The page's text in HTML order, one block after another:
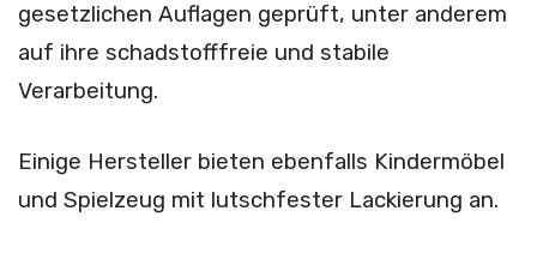
gesetzlichen Auflagen geprüft, unter anderem
auf ihre schadstofffreie und stabile
Verarbeitung.
Einige Hersteller bieten ebenfalls Kindermöbel
und Spielzeug mit lutschfester Lackierung an.